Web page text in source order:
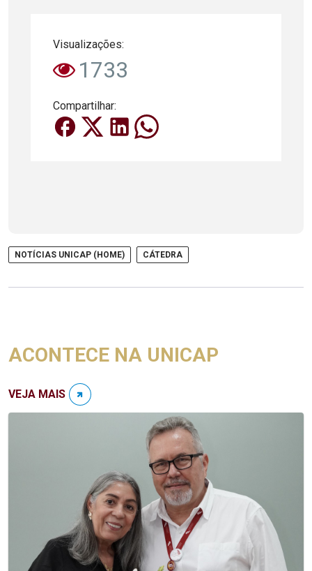
Visualizações:
1733
Compartilhar:
NOTÍCIAS UNICAP (HOME) CÁTEDRA
ACONTECE NA UNICAP
VEJA MAIS